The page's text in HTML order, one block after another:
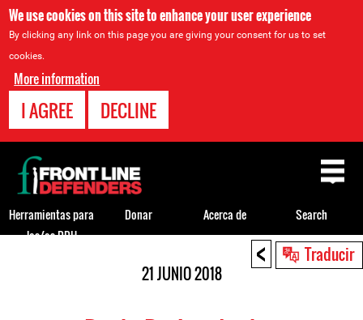
We use cookies on this site to enhance your user experience
By clicking any link on this page you are giving your consent for us to set
cookies.
More information
I AGREE DECLINE
< Traducir
21 JUNIO 2018
Back
to
top
Herramientas para
los/as DDH
Donar Acerca de Search